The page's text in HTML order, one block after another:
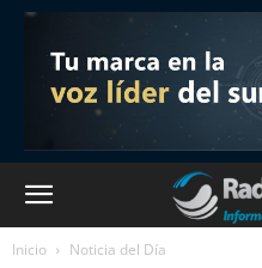
Inicio Noticia del Día